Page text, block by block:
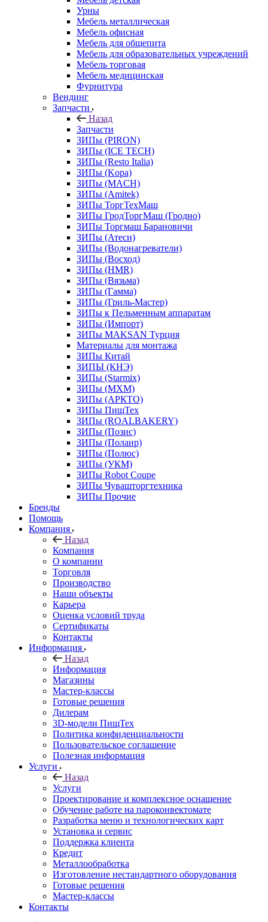
Урны
Мебель металлическая
Мебель офисная
Мебель для общепита
Мебель для образовательных учреждений
Мебель торговая
Мебель медицинская
Фурнитура
Вендинг
Запчасти
Назад
Запчасти
ЗИПы (PIRON)
ЗИПы (ICE TECH)
ЗИПы (Resto Italia)
ЗИПы (Kopa)
ЗИПы (MACH)
ЗИПы (Amitek)
ЗИПы ТоргТехМаш
ЗИПы ГродТоргМаш (Гродно)
ЗИПы Торгмаш Барановичи
ЗИПы (Атеси)
ЗИПы (Водонагреватели)
ЗИПы (Восход)
ЗИПы (HMR)
ЗИПы (Вязьма)
ЗИПы (Гамма)
ЗИПы (Гриль-Мастер)
ЗИПы к Пельменным аппаратам
ЗИПы (Импорт)
ЗИПы MAKSAN Турция
Материалы для монтажа
ЗИПы Китай
ЗИПЫ (КНЭ)
ЗИПы (Starmix)
ЗИПы (МХМ)
ЗИПы (АРКТО)
ЗИПы ПищТех
ЗИПы (ROALBAKERY)
ЗИПы (Позис)
ЗИПы (Полаир)
ЗИПы (Полюс)
ЗИПы (УКМ)
ЗИПы Robot Coupe
ЗИПы Чувашторгтехника
ЗИПы Прочие
Бренды
Помощь
Компания
Назад
Компания
О компании
Торговля
Производство
Наши объекты
Карьера
Оценка условий труда
Сертификаты
Контакты
Информация
Назад
Информация
Магазины
Мастер-классы
Готовые решения
Дилерам
3D-модели ПищТех
Политика конфиденциальности
Пользовательское соглашение
Полезная информация
Услуги
Назад
Услуги
Проектирование и комплексное оснащение
Обучение работе на пароконвектомате
Разработка меню и технологических карт
Установка и сервис
Поддержка клиента
Кредит
Металлообработка
Изготовление нестандартного оборудования
Готовые решения
Мастер-классы
Контакты